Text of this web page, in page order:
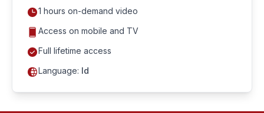
1 hours on-demand video
Access on mobile and TV
Full lifetime access
Language: Id